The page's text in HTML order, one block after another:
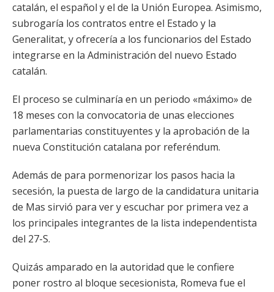
catalán, el español y el de la Unión Europea. Asimismo,
subrogaría los contratos entre el Estado y la
Generalitat, y ofrecería a los funcionarios del Estado
integrarse en la Administración del nuevo Estado
catalán.
El proceso se culminaría en un periodo «máximo» de
18 meses con la convocatoria de unas elecciones
parlamentarias constituyentes y la aprobación de la
nueva Constitución catalana por referéndum.
Además de para pormenorizar los pasos hacia la
secesión, la puesta de largo de la candidatura unitaria
de Mas sirvió para ver y escuchar por primera vez a
los principales integrantes de la lista independentista
del 27-S.
Quizás amparado en la autoridad que le confiere
poner rostro al bloque secesionista, Romeva fue el